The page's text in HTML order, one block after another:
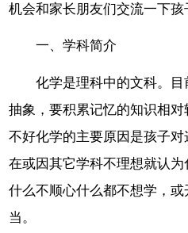
机会和家长朋友们交流一下孩
一、学科简介
化学是理科中的文科。
抽象，要积累记忆的知识相
不好化学的主要原因是孩子
在或因其它学科不理想就认
什么不顺心什么都不想学，
当。